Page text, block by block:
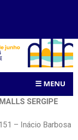
☰ MENU
SERGIPE
– Inácio Barbosa